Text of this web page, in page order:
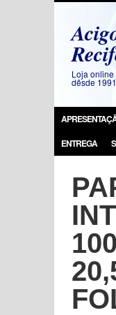
Loja
dêsde 1991
ENTREGA